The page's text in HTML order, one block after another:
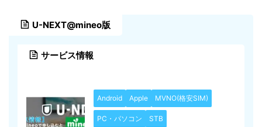
U-NEXT@mineo版
サービス情報
Android Apple MVNO(格安SIM)
PC・パソコン STB